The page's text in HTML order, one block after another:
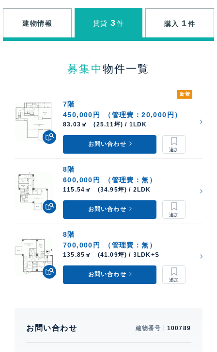
建物情報 賃貸 3 件 購入 1 件
募集中 物件一覧
新着
7階
450,000円
（管理費：20,000円）
83.03㎡ (25.11坪) / 1LDK
お問い合わせ
8階
600,000円
（管理費：無）
115.54㎡ (34.95坪) / 2LDK
お問い合わせ
8階
700,000円
（管理費：無）
135.85㎡ (41.09坪) / 3LDK+S
お問い合わせ
お問い合わせ 建物番号 100789